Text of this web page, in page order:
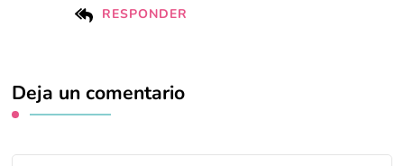
RESPONDER
Deja un comentario